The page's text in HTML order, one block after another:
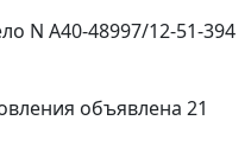
N А40-48997/12-51-394
объявлена 21